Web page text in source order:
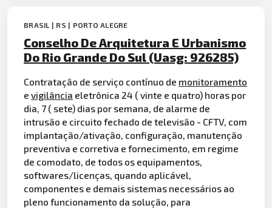
BRASIL | RS | PORTO ALEGRE
Conselho De Arquitetura E Urbanismo
Do Rio Grande Do Sul (Uasg: 926285)
Contratação de serviço contínuo de monitoramento
evigilância eletrônica 24 ( vinte e quatro) horas por
dia, 7 ( sete) dias por semana, de alarme de
intrusão e circuito fechado de televisão - CFTV, com
implantação/ativação, configuração, manutenção
preventiva e corretiva e fornecimento, em regime
de comodato, de todos os equipamentos,
softwares/licenças, quando aplicável,
componentes e demais sistemas necessários ao
pleno funcionamento da solução, para